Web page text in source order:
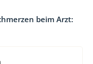
beim Arzt: